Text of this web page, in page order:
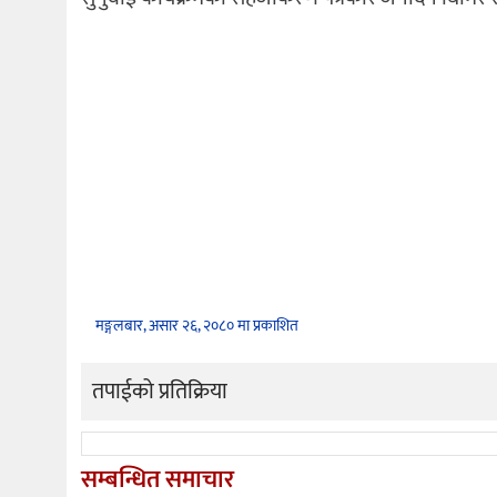
मङ्गलबार, असार २६, २०८० मा प्रकाशित
तपाईको प्रतिक्रिया
सम्बन्धित समाचार